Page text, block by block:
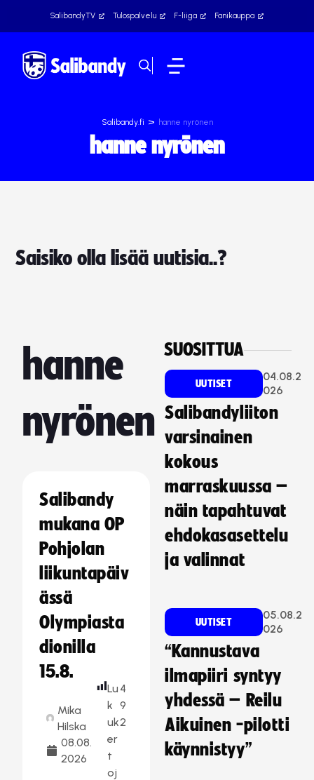
SalibandyTV Tulospalvelu F-liiga Fanikauppa
Salibandy.fi > hanne nyrönen
hanne nyrönen
Saisiko olla lisää uutisia..?
hanne
nyrönen
Salibandy
mukana OP
Pohjolan
liikuntapäiv
ässä
Olympiasta
dionilla
15.8.
Mika
Hilska
08.08.
2026
Lu
k
uk
er
t
oj
4
9
2
SUOSITTUA
UUTISET
04.08.2
026
Salibandyliiton
varsinainen
kokous
marraskuussa –
näin tapahtuvat
ehdokasasettelu
ja valinnat
UUTISET
05.08.2
026
“Kannustava
ilmapiiri syntyy
yhdessä – Reilu
Aikuinen -pilotti
käynnistyy”